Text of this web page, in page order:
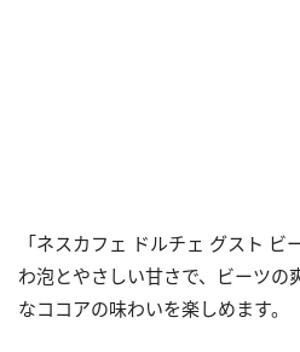
「ネスカフェ ドルチェ グスト
わ泡とやさしい甘さで、ビーツの
なココアの味わいを楽しめます。